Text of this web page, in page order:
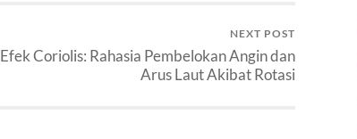
NEXT POST
Efek Coriolis: Rahasia Pembelokan Angin dan
Arus Laut Akibat Rotasi